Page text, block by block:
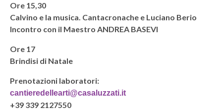
Ore 15,30
Calvino e la musica. Cantacronache e Luciano Berio
Incontro con il Maestro ANDREA BASEVI
Ore 17
Brindisi di Natale
Prenotazioni laboratori:
cantieredellearti@casaluzzati.it
+39 339 2127550